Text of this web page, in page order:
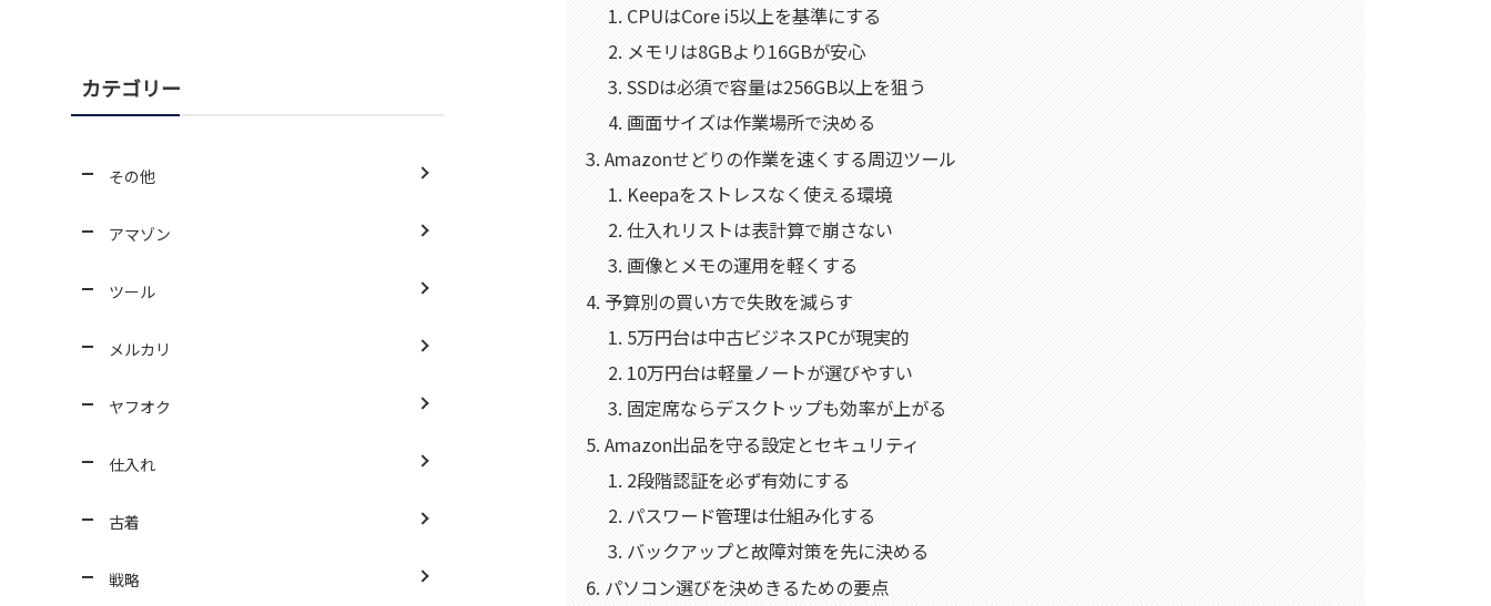
CPUはCore i5以上を基準にする
メモリは8GBより16GBが安心
SSDは必須で容量は256GB以上を狙う
画面サイズは作業場所で決める
Amazonせどりの作業を速くする周辺ツール
Keepaをストレスなく使える環境
仕入れリストは表計算で崩さない
画像とメモの運用を軽くする
予算別の買い方で失敗を減らす
5万円台は中古ビジネスPCが現実的
10万円台は軽量ノートが選びやすい
固定席ならデスクトップも効率が上がる
Amazon出品を守る設定とセキュリティ
2段階認証を必ず有効にする
パスワード管理は仕組み化する
バックアップと故障対策を先に決める
パソコン選びを決めきるための要点
カテゴリー
その他
アマゾン
ツール
メルカリ
ヤフオク
仕入れ
古着
戦略